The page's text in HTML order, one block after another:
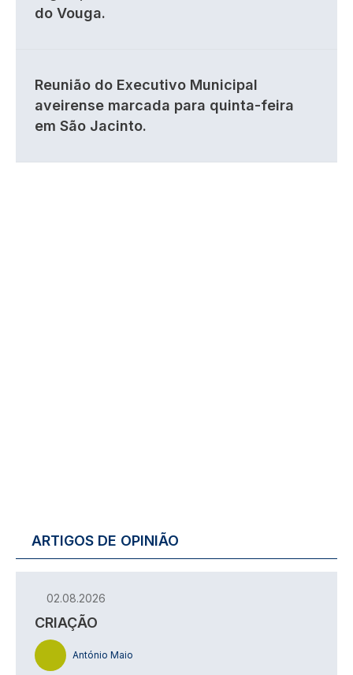
do Vouga.
Reunião do Executivo Municipal
aveirense marcada para quinta-feira
em São Jacinto.
ARTIGOS DE OPINIÃO
02.08.2026
CRIAÇÃO
António Maio